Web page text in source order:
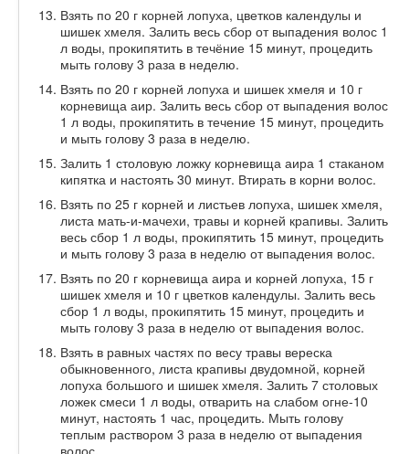
Взять по 20 г корней лопуха, цветков календулы и
шишек хмеля. Залить весь сбор от выпадения волос 1
л воды, прокипятить в течёние 15 минут, процедить
мыть голову 3 раза в неделю.
Взять по 20 г корней лопуха и шишек хмеля и 10 г
корневища аир. Залить весь сбор от выпадения волос
1 л воды, прокипятить в течение 15 минут, процедить
и мыть голову 3 раза в неделю.
Залить 1 столовую ложку корневища аира 1 стаканом
кипятка и настоять 30 минут. Втирать в корни волос.
Взять по 25 г корней и листьев лопуха, шишек хмеля,
листа мать-и-мачехи, травы и корней крапивы. Залить
весь сбор 1 л воды, прокипятить 15 минут, процедить
и мыть голову 3 раза в неделю от выпадения волос.
Взять по 20 г корневища аира и корней лопуха, 15 г
шишек хмеля и 10 г цветков календулы. Залить весь
сбор 1 л воды, прокипятить 15 минут, процедить и
мыть голову 3 раза в неделю от выпадения волос.
Взять в равных частях по весу травы вереска
обыкновенного, листа крапивы двудомной, корней
лопуха большого и шишек хмеля. Залить 7 столовых
ложек смеси 1 л воды, отварить на слабом огне-10
минут, настоять 1 час, процедить. Мыть голову
теплым раствором 3 раза в неделю от выпадения
волос.